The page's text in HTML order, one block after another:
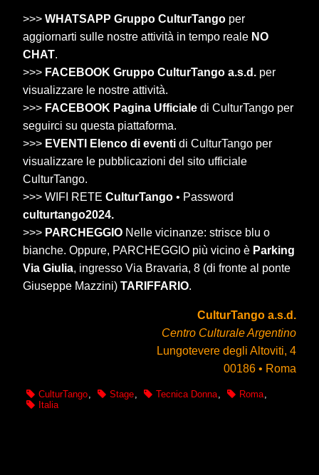
>>>WHATSAPP Gruppo CulturTango per
aggiornarti sulle nostre attività in tempo reale NO
CHAT.
>>> FACEBOOK Gruppo CulturTango a.s.d. per
visualizzare le nostre attività.
>>> FACEBOOK Pagina Ufficiale di CulturTango per
seguirci su questa piattaforma.
>>> EVENTI Elenco di eventi di CulturTango per
visualizzare le pubblicazioni del sito ufficiale
CulturTango.
>>> WIFI RETECulturTango • Password
culturtango2024.
>>> PARCHEGGIO Nelle vicinanze: strisce blu o
bianche. Oppure, PARCHEGGIO più vicino è Parking
Via Giulia, ingresso Via Bravaria, 8 (di fronte al ponte
Giuseppe Mazzini)TARIFFARIO.
CulturTango a.s.d.
Centro Culturale Argentino
Lungotevere degli Altoviti, 4
00186 • Roma
CulturTango, Stage, Tecnica Donna, Roma,
Italia